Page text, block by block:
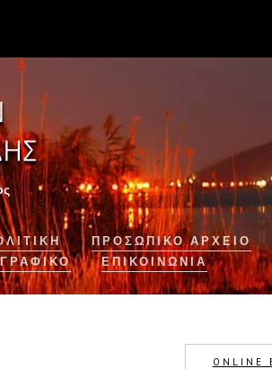
ΠΡΟΣΩΠΙΚΟ ΑΡΧΕΙΟ
ΕΠΙΚΟΙΝΩΝΊΑ